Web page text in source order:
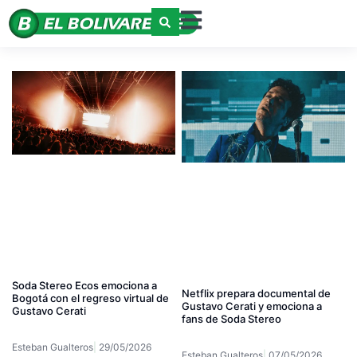
Soda Stereo Ecos emociona a
Bogotá con el regreso virtual de
Gustavo Cerati
Esteban Gualteros 29/05/2026
Netflix prepara documental de
Gustavo Cerati y emociona a
fans de Soda Stereo